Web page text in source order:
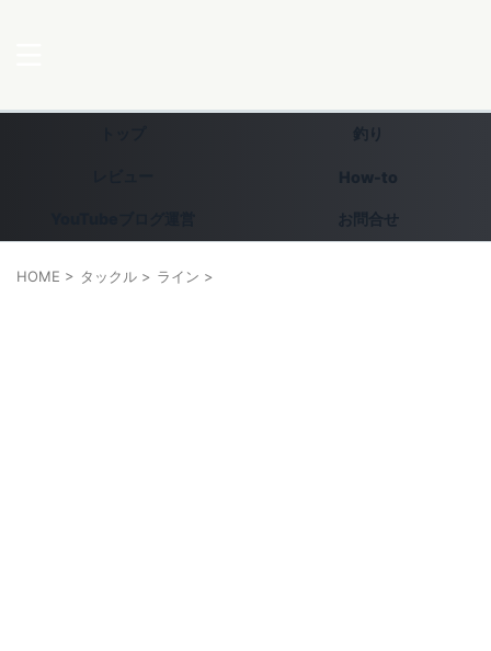
釣り
How-to
お問合せ
HOME > タックル > ライン >